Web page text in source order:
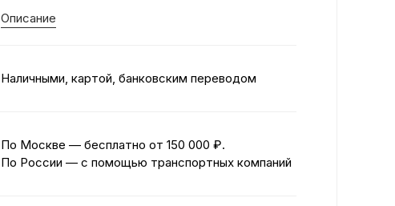
Описание
Наличными, картой, банковским переводом
По Москве — бесплатно от 150 000 ₽.
По России — с помощью транспортных компаний